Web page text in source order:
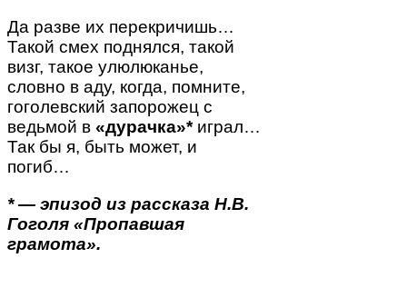
Да разве их перекричишь…
Такой смех поднялся, такой
визг, такое улюлюканье,
словно в аду, когда, помните,
гоголевский запорожец с
ведьмой в «дурачка»*играл…
Так бы я, быть может, и
погиб…
* — эпизод из рассказа Н.В.
Гоголя «Пропавшая
грамота».